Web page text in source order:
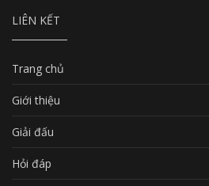
LIÊN KẾT
Trang chủ
Giới thiệu
Giải đấu
Hỏi đáp